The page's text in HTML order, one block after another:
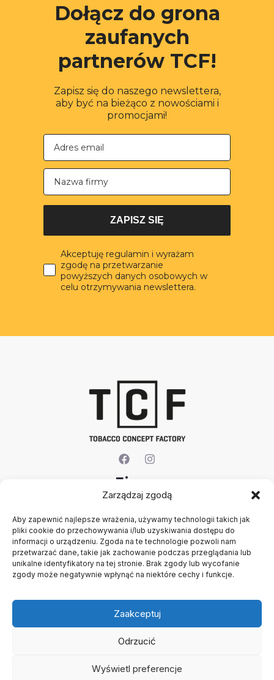
Zarządzaj zgodą
Aby zapewnić najlepsze wrażenia, używamy technologii takich jak
pliki cookie do przechowywania i/lub uzyskiwania dostępu do
informacji o urządzeniu. Zgoda na te technologie pozwoli nam
przetwarzać dane, takie jak zachowanie podczas przeglądania lub
unikalne identyfikatory na tej stronie. Brak zgody lub wycofanie
zgody może negatywnie wpłynąć na niektóre cechy i funkcje.
Zaakceptuj
Odrzucić
Wyświetl preferencje
Dołącz do grona
zaufanych
partnerów TCF!
Zapisz się do naszego newslettera,
aby być na bieżąco z nowościami i
promocjami!
Nazwa firmy
ZAPISZ SIĘ
Akceptuję regulamin i wyrażam
zgodę na przetwarzanie
powyższych danych osobowych w
celu otrzymywania newslettera.
Firma
Kontakt
Rejestracja firmy
Konto
Polityka prywatności
Regulamin
Copyright © 2026 B2B - Panel Hurtowy - TCF - Tobacco